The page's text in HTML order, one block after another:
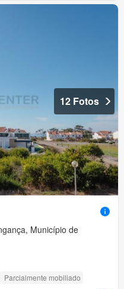
12 Fotos
Município de
Parcialmente mobiliado